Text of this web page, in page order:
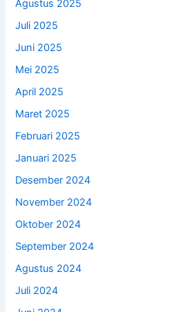
Agustus 2025
Juli 2025
Juni 2025
Mei 2025
April 2025
Maret 2025
Februari 2025
Januari 2025
Desember 2024
November 2024
Oktober 2024
September 2024
Agustus 2024
Juli 2024